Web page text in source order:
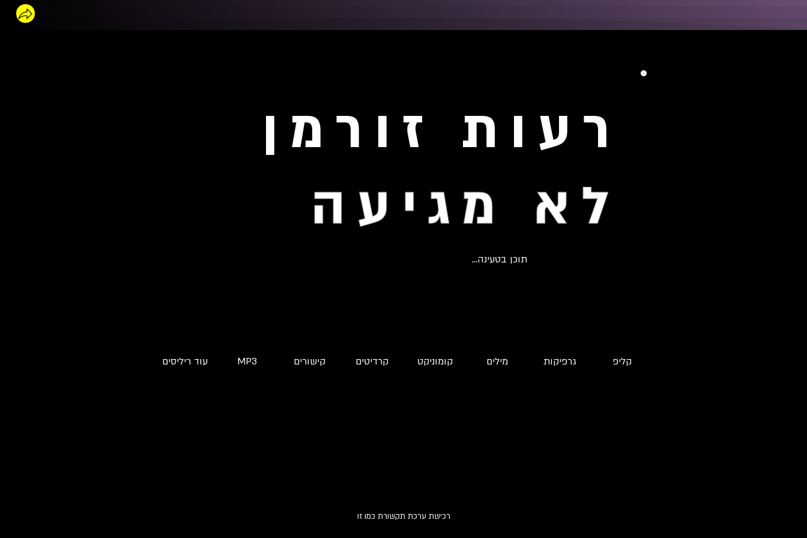
רעות זורמן
לא מגיעה
תוכן בטעינה...
קליפ גרפיקות מילים קומוניקט קרדיטים קישורים MP3 עוד ריליסים
רכישת ערכת תקשורת כמו זו